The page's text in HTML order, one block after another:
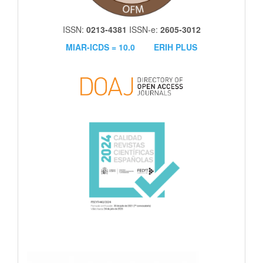
ISSN: 0213-4381 ISSN-e: 2605-3012
MIAR-ICDS = 10.0
ERIH PLUS